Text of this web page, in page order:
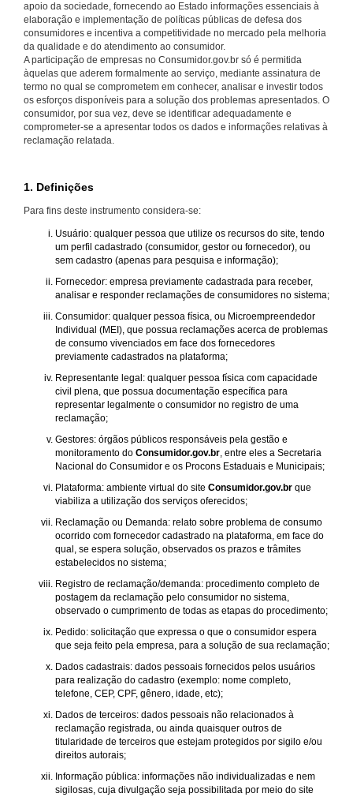
apoio da sociedade, fornecendo ao Estado informações essenciais à
elaboração e implementação de políticas públicas de defesa dos
consumidores e incentiva a competitividade no mercado pela melhoria
da qualidade e do atendimento ao consumidor.
A participação de empresas no Consumidor.gov.br só é permitida
àquelas que aderem formalmente ao serviço, mediante assinatura de
termo no qual se comprometem em conhecer, analisar e investir todos
os esforços disponíveis para a solução dos problemas apresentados. O
consumidor, por sua vez, deve se identificar adequadamente e
comprometer-se a apresentar todos os dados e informações relativas à
reclamação relatada.
1. Definições
Para fins deste instrumento considera-se:
Usuário: qualquer pessoa que utilize os recursos do site, tendo
um perfil cadastrado (consumidor, gestor ou fornecedor), ou
sem cadastro (apenas para pesquisa e informação);
Fornecedor: empresa previamente cadastrada para receber,
analisar e responder reclamações de consumidores no sistema;
Consumidor: qualquer pessoa física, ou Microempreendedor
Individual (MEI), que possua reclamações acerca de problemas
de consumo vivenciados em face dos fornecedores
previamente cadastrados na plataforma;
Representante legal: qualquer pessoa física com capacidade
civil plena, que possua documentação específica para
representar legalmente o consumidor no registro de uma
reclamação;
Gestores: órgãos públicos responsáveis pela gestão e
monitoramento do Consumidor.gov.br, entre eles a Secretaria
Nacional do Consumidor e os Procons Estaduais e Municipais;
Plataforma: ambiente virtual do site Consumidor.gov.br que
viabiliza a utilização dos serviços oferecidos;
Reclamação ou Demanda: relato sobre problema de consumo
ocorrido com fornecedor cadastrado na plataforma, em face do
qual, se espera solução, observados os prazos e trâmites
estabelecidos no sistema;
Registro de reclamação/demanda: procedimento completo de
postagem da reclamação pelo consumidor no sistema,
observado o cumprimento de todas as etapas do procedimento;
Pedido: solicitação que expressa o que o consumidor espera
que seja feito pela empresa, para a solução de sua reclamação;
Dados cadastrais: dados pessoais fornecidos pelos usuários
para realização do cadastro (exemplo: nome completo,
telefone, CEP, CPF, gênero, idade, etc);
Dados de terceiros: dados pessoais não relacionados à
reclamação registrada, ou ainda quaisquer outros de
titularidade de terceiros que estejam protegidos por sigilo e/ou
direitos autorais;
Informação pública: informações não individualizadas e nem
sigilosas, cuja divulgação seja possibilitada por meio do site